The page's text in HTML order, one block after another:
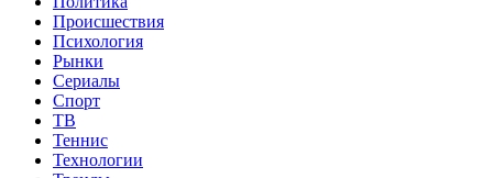
Происшествия
Психология
Рынки
Сериалы
Спорт
ТВ
Теннис
Технологии